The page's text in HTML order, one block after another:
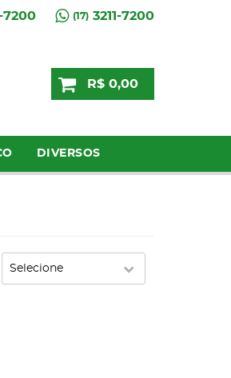
7200 (17)3211-7200
R$ 0,00
DIVERSOS
Selecione